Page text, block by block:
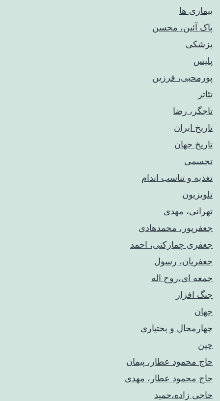
بیماری ها
پاک آئین، محسن
پزشکی
پلیس
پورمحبی، فرزین
تئاتر
تاجگر، رضا
تاریخ ایران
تاریخ جهان
تجسمی
تغذیه و تناسب اندام
تلویزیون
تهرانی، مهدی
جعفرپور، محمدهادی
جعفری چمازکتی، احمد
جعفریان، رسول
جمعه ای،روح اله
جنگ افزار
جهان
چهارمحال و بختیاری
چین
حاج محمود عطار، پیمان
حاج محمود عطار، مهدی
حاجی زاده،حمید